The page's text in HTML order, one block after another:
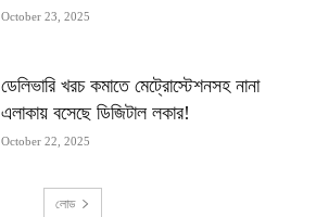
October 23, 2025
ডেলিভারি খরচ কমাতে মেট্রোস্টেশনসহ নানা
এলাকায় বসেছে ডিজিটাল লকার!
October 22, 2025
লোড